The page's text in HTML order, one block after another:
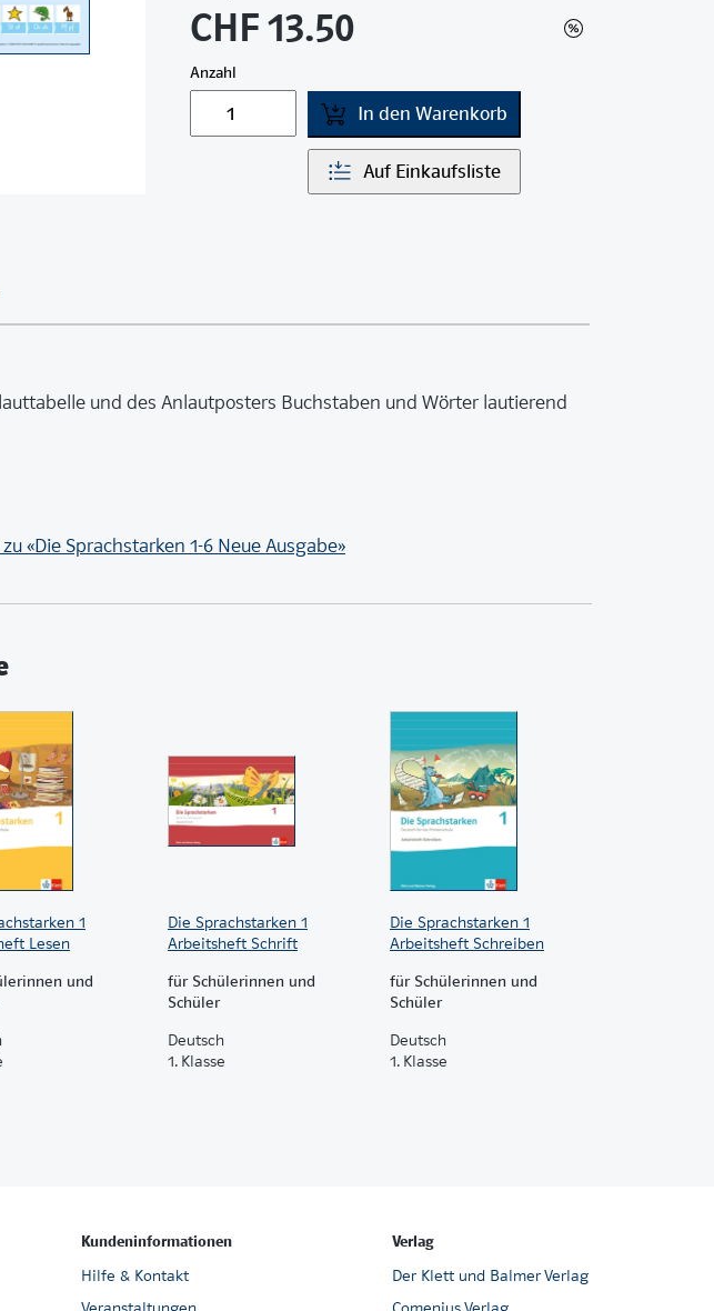
CHF 13.50
Anzahl
In den Warenkorb
Auf Einkaufsliste
und des Anlautposters Buchstaben und Wörter lautierend
«Die Sprachstarken 1-6 Neue Ausgabe»
1
Lesen
und
Die Sprachstarken 1
Arbeitsheft Schrift
für Schülerinnen und
Schüler
Deutsch
1. Klasse
Die Sprachstarken 1
Arbeitsheft Schreiben
für Schülerinnen und
Schüler
Deutsch
1. Klasse
Kundeninformationen
Hilfe & Kontakt
Verlag
Der Klett und Balmer Verlag